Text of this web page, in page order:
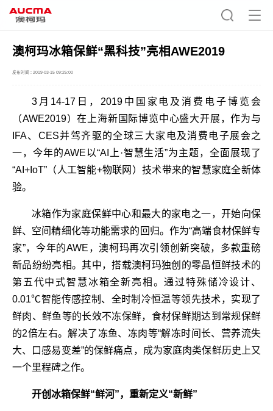
澳柯玛冰箱保鲜“黑科技”亮相AWE2019
发布时间 : 2019-03-15 09:25:00
3月14-17日，2019中国家电及消费电子博览会
（AWE2019）在上海新国际博览中心盛大开展，作为与
IFA、CES并驾齐驱的全球三大家电及消费电子展会之
一，今年的AWE以“AI上·智慧生活”为主题，全面展现了
“AI+IoT”（人工智能+物联网）技术带来的智慧家庭全新体
验。
冰箱作为家庭保鲜中心和最大的家电之一，开始向保
鲜、空间精细化等功能需求的回归。作为“高端食材保鲜专
家”，今年的AWE，澳柯玛再次引领创新突破，多款重磅
新品纷纷亮相。其中，搭载澳柯玛独创的零晶恒鲜技术的
第五代中式智慧冰箱全新亮相。通过特殊储冷设计、
0.01℃智能传感控制、全时制冷恒温等领先技术，实现了
鲜肉、鲜鱼等的长效不冻保鲜，食材保鲜期达到常规保鲜
的2倍左右。解决了冻鱼、冻肉等“解冻时间长、营养流失
大、口感易变差”的保鲜痛点，成为家庭肉类保鲜历史上又
一个里程碑之作。
开创冰箱保鲜“鲜河”，重新定义“新鲜”